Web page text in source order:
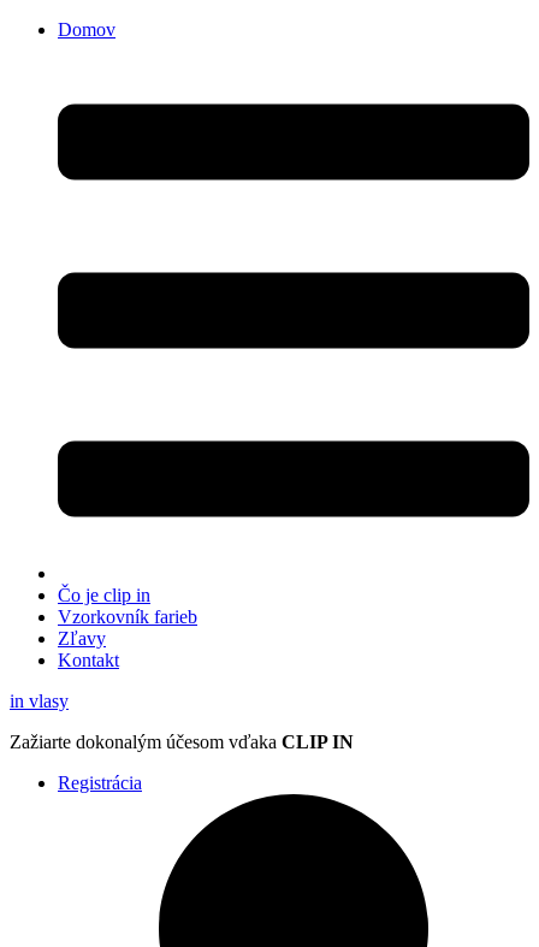
Domov
Čo je clip in
Vzorkovník farieb
Zľavy
Kontakt
in vlasy
Zažiarte dokonalým účesom vďaka CLIP IN
Registrácia